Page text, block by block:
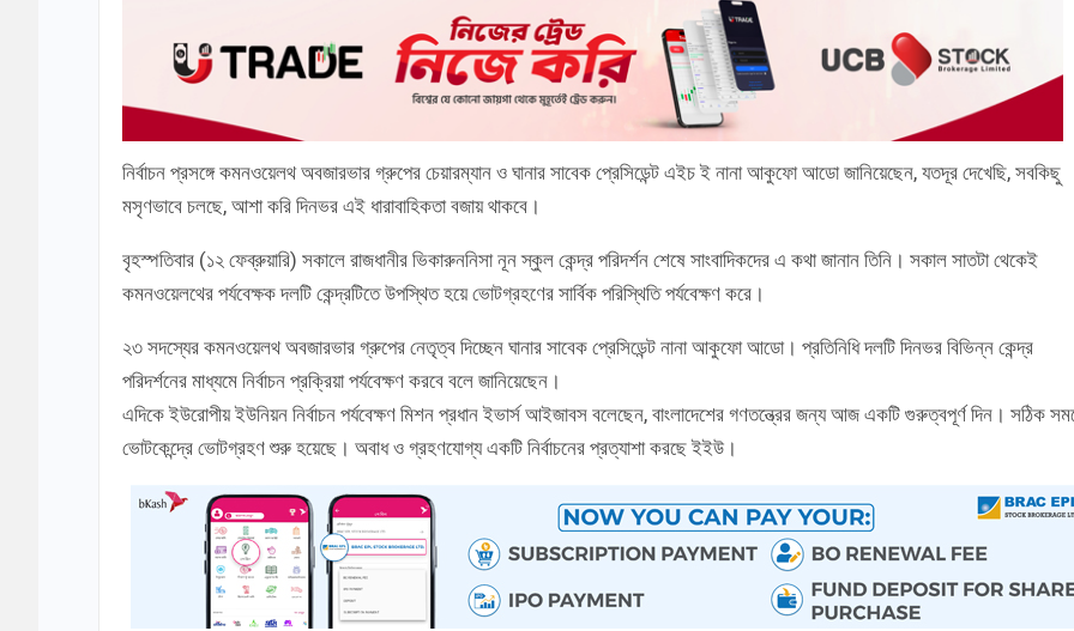
নির্বাচন প্রসঙ্গে কমনওয়েলথ অবজারভার গ্রুপের চেয়ারম্যান ও ঘানার সাবেক প্রেসিডেন্ট এইচ ই নানা আকুফো আডো জানিয়েছেন, যতদূর দেখেছি, সবকিছু
মসৃণভাবে চলছে, আশা করি দিনভর এই ধারাবাহিকতা বজায় থাকবে।
বৃহস্পতিবার (১২ ফেব্রুয়ারি) সকালে রাজধানীর ভিকারুননিসা নূন স্কুল কেন্দ্র পরিদর্শন শেষে সাংবাদিকদের এ কথা জানান তিনি। সকাল সাতটা থেকেই
কমনওয়েলথের পর্যবেক্ষক দলটি কেন্দ্রটিতে উপস্থিত হয়ে ভোটগ্রহণের সার্বিক পরিস্থিতি পর্যবেক্ষণ করে।
২৩ সদস্যের কমনওয়েলথ অবজারভার গ্রুপের নেতৃত্ব দিচ্ছেন ঘানার সাবেক প্রেসিডেন্ট নানা আকুফো আডো। প্রতিনিধি দলটি দিনভর বিভিন্ন কেন্দ্র
পরিদর্শনের মাধ্যমে নির্বাচন প্রক্রিয়া পর্যবেক্ষণ করবে বলে জানিয়েছেন।
এদিকে ইউরোপীয় ইউনিয়ন নির্বাচন পর্যবেক্ষণ মিশন প্রধান ইভার্স আইজাবস বলেছেন, বাংলাদেশের গণতন্ত্রের জন্য আজ একটি গুরুত্বপূর্ণ দিন। সঠিক
ভোটকেন্দ্রে ভোটগ্রহণ শুরু হয়েছে। অবাধ ও গ্রহণযোগ্য একটি নির্বাচনের প্রত্যাশা করছে ইইউ।